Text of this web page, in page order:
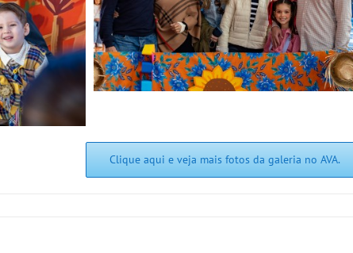
Clique aqui e veja mais fotos da galeria no AVA.